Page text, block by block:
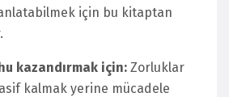
için bu kitaptan
kazandırmak için: Zorluklar
kalmak yerine mücadele